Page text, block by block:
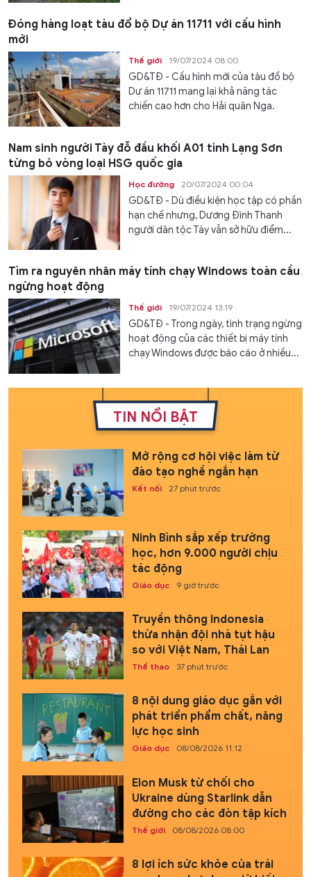
Đóng hàng loạt tàu đổ bộ Dự án 11711 với cấu hình
mới
Thế giới 19/07/2024 08:00
GD&TĐ - Cấu hình mới của tàu đổ bộ
Dự án 11711 mang lại khả năng tác
chiến cao hơn cho Hải quân Nga.
Nam sinh người Tày đỗ đầu khối A01 tỉnh Lạng Sơn
từng bỏ vòng loại HSG quốc gia
Học đường 20/07/2024 00:04
GD&TĐ - Dù điều kiện học tập có phần
hạn chế nhưng, Dương Đình Thanh
người dân tộc Tày vẫn sở hữu điểm...
Tìm ra nguyên nhân máy tính chạy Windows toàn cầu
ngừng hoạt động
Thế giới 19/07/2024 13:19
GD&TĐ - Trong ngày, tình trạng ngừng
hoạt động của các thiết bị máy tính
chạy Windows được báo cáo ở nhiều...
TIN NỔI BẬT
Mở rộng cơ hội việc làm từ
đào tạo nghề ngắn hạn
Kết nối 27 phút trước
Ninh Bình sắp xếp trường
học, hơn 9.000 người chịu
tác động
Giáo dục 9 giờ trước
Truyền thông Indonesia
thừa nhận đội nhà tụt hậu
so với Việt Nam, Thái Lan
Thể thao 37 phút trước
8 nội dung giáo dục gắn với
phát triển phẩm chất, năng
lực học sinh
Giáo dục 08/08/2026 11:12
Elon Musk từ chối cho
Ukraine dùng Starlink dẫn
đường cho các đòn tập kích
Thế giới 08/08/2026 08:00
8 lợi ích sức khỏe của trái